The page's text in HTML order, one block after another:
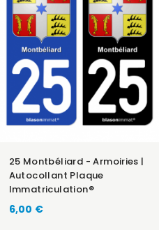
25 Montbéliard - Armoiries |
Autocollant Plaque
Immatriculation®
6,00 €